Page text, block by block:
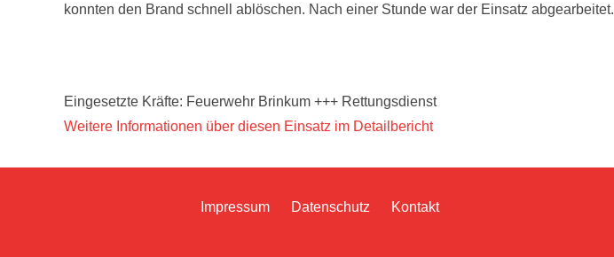
konnten den Brand schnell ablöschen. Nach einer Stunde war der Einsatz abgearbeitet.
Eingesetzte Kräfte: Feuerwehr Brinkum +++ Rettungsdienst
Weitere Informationen über diesen Einsatz im Detailbericht
Impressum Datenschutz Kontakt